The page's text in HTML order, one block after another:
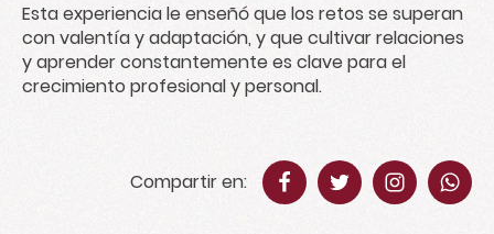
Esta experiencia le enseñó que los retos se superan
con valentía y adaptación, y que cultivar relaciones
y aprender constantemente es clave para el
crecimiento profesional y personal.
Compartir en: